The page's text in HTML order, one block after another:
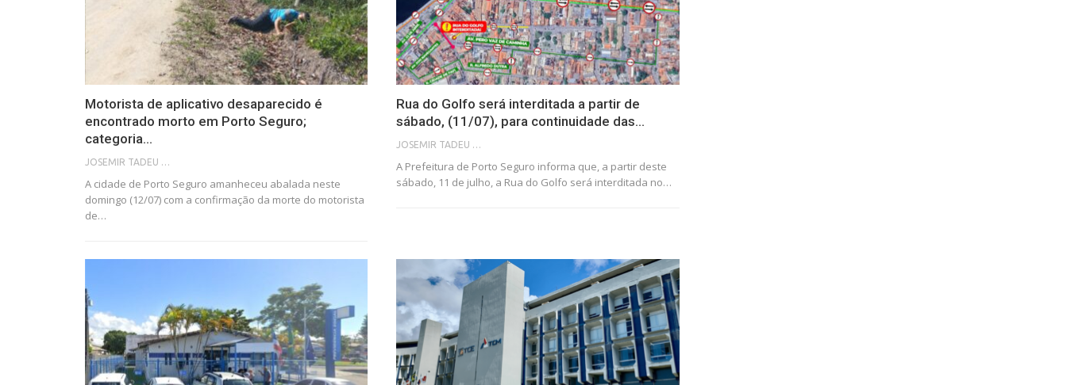
Motorista de aplicativo desaparecido é
encontrado morto em Porto Seguro;
categoria…
A cidade de Porto Seguro amanheceu abalada neste
domingo (12/07) com a confirmação da morte do motorista
de…
Rua do Golfo será interditada a partir de
sábado, (11/07), para continuidade das…
A Prefeitura de Porto Seguro informa que, a partir deste
sábado, 11 de julho, a Rua do Golfo será interditada no…